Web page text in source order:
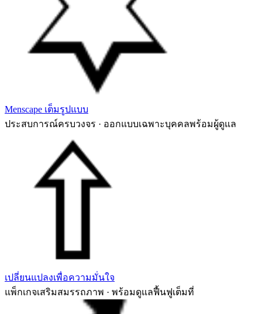
Menscape เต็มรูปแบบ
ประสบการณ์ครบวงจร · ออกแบบเฉพาะบุคคลพร้อมผู้ดูแล
เปลี่ยนแปลงเพื่อความมั่นใจ
แพ็กเกจเสริมสมรรถภาพ · พร้อมดูแลฟื้นฟูเต็มที่